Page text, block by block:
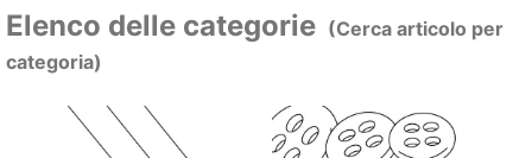
Elenco delle categorie (Cerca articolo per
categoria)